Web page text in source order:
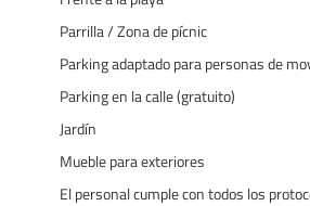
Parrilla / Zona de pícnic
Parking adaptado para personas de
Parking en la calle (gratuito)
Jardín
Mueble para exteriores
El personal cumple con todos los